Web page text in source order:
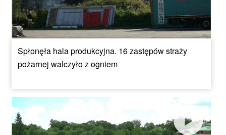
Spłonęła hala produkcyjna. 16 zastępów straży
pożarnej walczyło z ogniem